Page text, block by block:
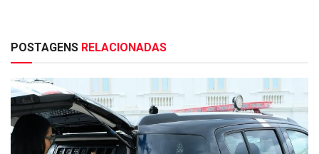
POSTAGENS RELACIONADAS